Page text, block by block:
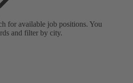
for available job positions. You
and filter by city.